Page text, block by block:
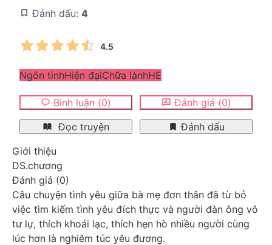
Đánh dấu: 4
4.5
Ngôn tìnhHiện đạiChữa lànhHE
Bình luận (0) Đánh giá (0)
Đọc truyện
Đánh dấu
Giới thiệu
DS.chương
Đánh giá (0)
Câu chuyện tình yêu giữa bà mẹ đơn thân đã từ bỏ
việc tìm kiếm tình yêu đích thực và người đàn ông vô
tư lự, thích khoái lạc, thích hẹn hò nhiều người cùng
lúc hơn là nghiêm túc yêu đương.